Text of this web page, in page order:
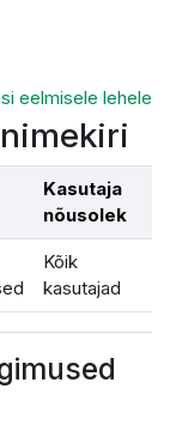
eelmisele lehele
Kasutaja
nõusolek
Kõik
kasutajad